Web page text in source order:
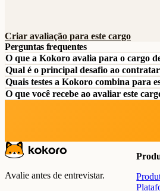
Criar avaliação para este cargo
Perguntas frequentes
O que a Kokoro avalia para o cargo
Qual é o principal desafio ao
Quais testes a Kokoro combina para
O que você recebe ao avaliar este
Avalie antes de entrevistar.